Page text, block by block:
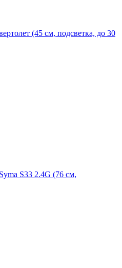
(45 см, подсветка, до 30
S33 2.4G (76 см,